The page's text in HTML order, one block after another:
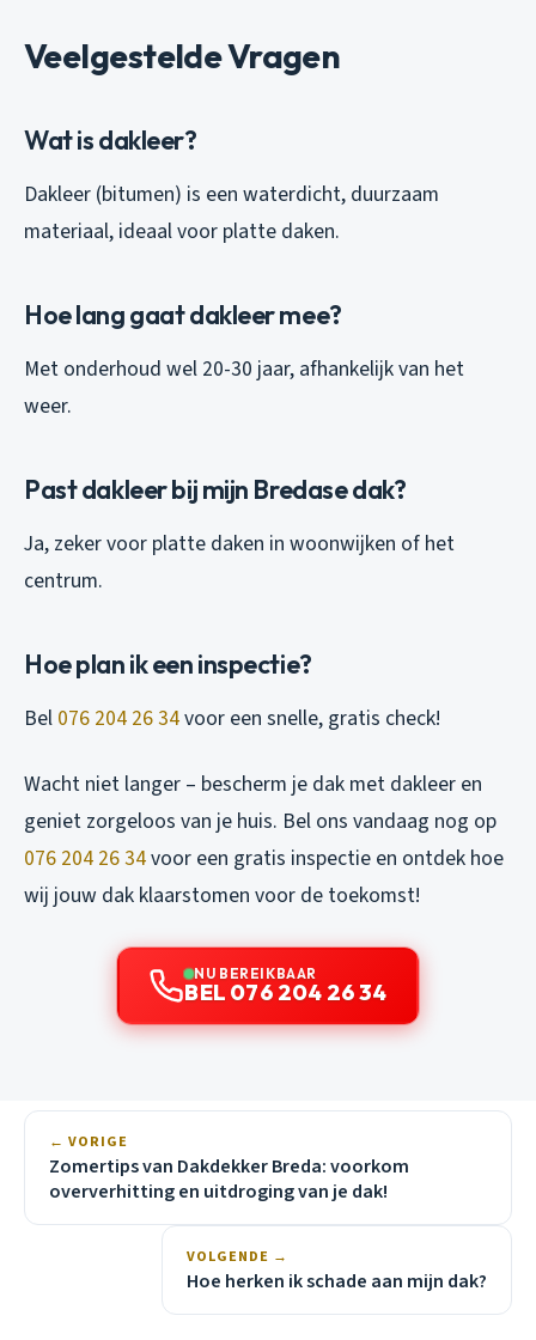
Veelgestelde Vragen
Wat is dakleer?
Dakleer (bitumen) is een waterdicht, duurzaam
materiaal, ideaal voor platte daken.
Hoe lang gaat dakleer mee?
Met onderhoud wel 20-30 jaar, afhankelijk van het
weer.
Past dakleer bij mijn Bredase dak?
Ja, zeker voor platte daken in woonwijken of het
centrum.
Hoe plan ik een inspectie?
Bel 076 204 26 34voor een snelle, gratis check!
Wacht niet langer – bescherm je dak met dakleer en
geniet zorgeloos van je huis. Bel ons vandaag nog op
076 204 26 34voor een gratis inspectie en ontdek hoe
wij jouw dak klaarstomen voor de toekomst!
NU BEREIKBAAR
BEL 076 204 26 34
← VORIGE
Zomertips van Dakdekker Breda: voorkom
oververhitting en uitdroging van je dak!
VOLGENDE →
Hoe herken ik schade aan mijn dak?